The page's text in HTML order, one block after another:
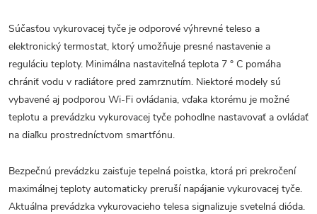
Súčasťou vykurovacej tyče je odporové výhrevné teleso a
elektronický termostat, ktorý umožňuje presné nastavenie a
reguláciu teploty. Minimálna nastaviteľná teplota 7 ° C pomáha
chrániť vodu v radiátore pred zamrznutím. Niektoré modely sú
vybavené aj podporou Wi-Fi ovládania, vďaka ktorému je možné
teplotu a prevádzku vykurovacej tyče pohodlne nastavovať a ovládať
na diaľku prostredníctvom smartfónu.
Bezpečnú prevádzku zaisťuje tepelná poistka, ktorá pri prekročení
maximálnej teploty automaticky preruší napájanie vykurovacej tyče.
Aktuálna prevádzka vykurovacieho telesa signalizuje svetelná dióda.